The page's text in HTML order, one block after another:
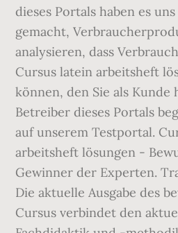
dieses Portals haben es
gemacht,
analysieren, dass
Cursus latein arbeitsheft
können, den Sie als Kunde
Betreiber dieses Portals
auf unserem Testportal.
arbeitsheft lösungen -
Gewinner der Experten.
Die aktuelle Ausgabe des
Cursus verbindet den